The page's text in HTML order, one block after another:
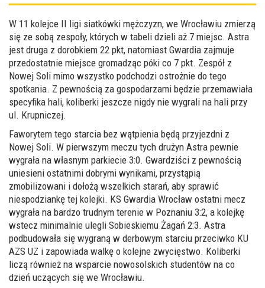
W 11 kolejce II ligi siatkówki mężczyzn, we Wrocławiu zmierzą
się ze sobą zespoły, których w tabeli dzieli aż 7 miejsc. Astra
jest druga z dorobkiem 22 pkt, natomiast Gwardia zajmuje
przedostatnie miejsce gromadząc póki co 7 pkt. Zespół z
Nowej Soli mimo wszystko podchodzi ostrożnie do tego
spotkania. Z pewnością za gospodarzami będzie przemawiała
specyfika hali, koliberki jeszcze nigdy nie wygrali na hali przy
ul. Krupniczej.
Faworytem tego starcia bez wątpienia będą przyjezdni z
Nowej Soli. W pierwszym meczu tych drużyn Astra pewnie
wygrała na własnym parkiecie 3:0. Gwardziści z pewnością
uniesieni ostatnimi dobrymi wynikami, przystąpią
zmobilizowani i dołożą wszelkich starań, aby sprawić
niespodziankę tej kolejki. KS Gwardia Wrocław ostatni mecz
wygrała na bardzo trudnym terenie w Poznaniu 3:2, a kolejkę
wstecz minimalnie ulegli Sobieskiemu Żagań 2:3. Astra
podbudowała się wygraną w derbowym starciu przeciwko KU
AZS UZ i zapowiada walkę o kolejne zwycięstwo. Koliberki
liczą również na wsparcie nowosolskich studentów na co
dzień uczących się we Wrocławiu.